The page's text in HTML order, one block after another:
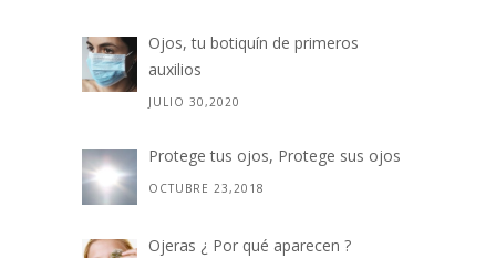
Ojos, tu botiquín de primeros
auxilios
JULIO 30,2020
Protege tus ojos, Protege sus ojos
OCTUBRE 23,2018
Ojeras ¿ Por qué aparecen ?